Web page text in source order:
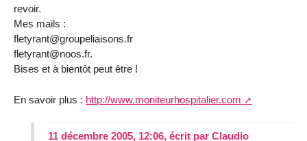
revoir.
Mes mails :
fletyrant@groupeliaisons.fr
fletyrant@noos.fr.
Bises et à bientôt peut être !
En savoir plus : http://www.moniteurhospitalier.com
11 décembre 2005, 12:06, écrit par Claudio